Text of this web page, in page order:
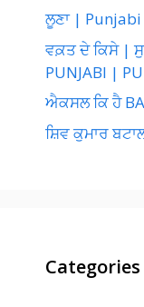
ਲੂਣਾ |
ਵਕ਼ਤ ਦੇ ਕਿਸੇ |
PUNJABI |
ਐਕਸਲ ਕਿ ਹੈ
ਸ਼ਿਵ ਕੁਮਾਰ
Categories